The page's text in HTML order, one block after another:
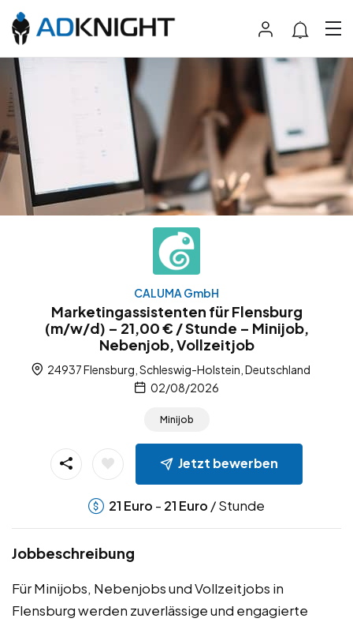
CALUMA GmbH
Marketingassistenten für Flensburg
(m/w/d) – 21,00 € / Stunde – Minijob,
Nebenjob, Vollzeitjob
24937 Flensburg, Schleswig-Holstein, Deutschland
02/08/2026
Minijob
Jetzt bewerben
21 Euro - 21 Euro / Stunde
Jobbeschreibung
Für Minijobs, Nebenjobs und Vollzeitjobs in
Flensburg werden zuverlässige und engagierte